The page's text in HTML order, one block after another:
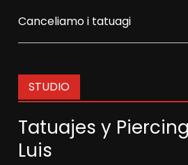
Canceliamo i tatuagi
STUDIO
Tatuajes y
Luis